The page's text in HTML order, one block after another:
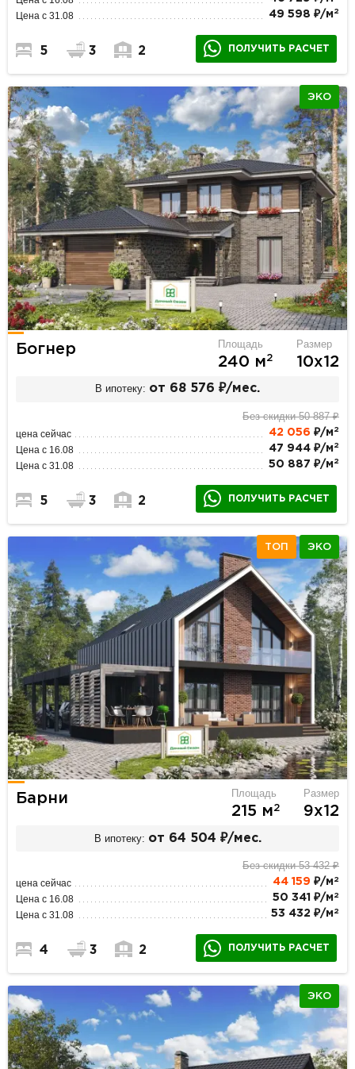
Цена с 31.08 49 598 ₽/м 2
5 3 2 ПОЛУЧИТЬ РАСЧЕТ
ЭКО
Богнер Площадь
240 м2
Размер
10х12
В ипотеку: от 68 576 ₽/мес.
Без скидки 50 887 ₽
цена сейчас 42 056 ₽/м 2
Цена с 16.08 47 944 ₽/м 2
Цена с 31.08 50 887 ₽/м 2
5 3 2 ПОЛУЧИТЬ РАСЧЕТ
ТОП ЭКО
Барни Площадь
215 м2
Размер
9х12
В ипотеку: от 64 504 ₽/мес.
Без скидки 53 432 ₽
цена сейчас 44 159 ₽/м 2
Цена с 16.08 50 341 ₽/м 2
Цена с 31.08 53 432 ₽/м 2
4 3 2 ПОЛУЧИТЬ РАСЧЕТ
ЭКО